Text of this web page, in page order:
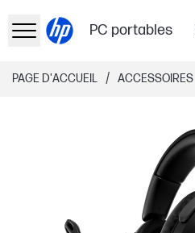
PC portables
PAGE D'ACCUEIL / ACCESSOIRES